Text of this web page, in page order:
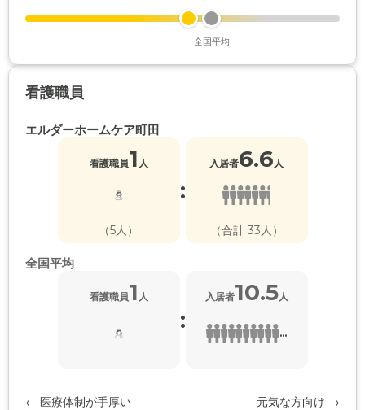
全国平均
看護職員
エルダーホームケア町田
看護職員1 人
（5人）
:
入居者6.6 人
（合計 33人）
全国平均
看護職員1 人
:
入居者10.5人
...
← 医療体制が手厚い 元気な方向け →